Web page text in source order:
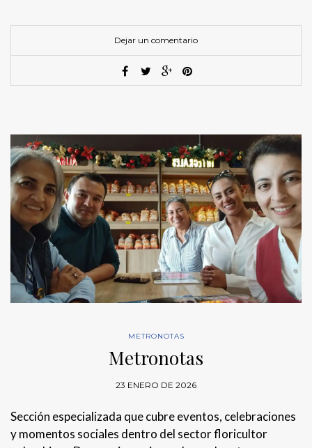
Dejar un comentario
METRONOTAS
Metronotas
23 ENERO DE 2026
Sección especializada que cubre eventos, celebraciones
y momentos sociales dentro del sector floricultor